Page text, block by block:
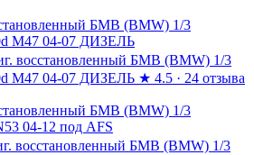
восстановленный БМВ (BMW) 1/3
M47 04-07 ДИЗЕЛЬ ★ 4.5 · 24 отзыва
восстановленный БМВ (BMW) 1/3